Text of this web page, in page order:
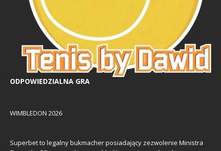
ODPOWIEDZIALNA GRA
WIMBLEDON 2026
Superbet to legalny bukmacher posiadający zezwolenie Ministra